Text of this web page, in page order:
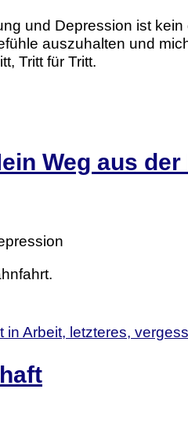
und Depression ist
auszuhalten und
Tritt für Tritt.
Weg aus